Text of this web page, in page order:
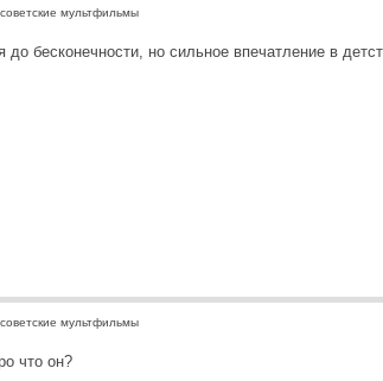
мультфильмы
до бесконечности, но сильное впечатление в
мультфильмы
что он?